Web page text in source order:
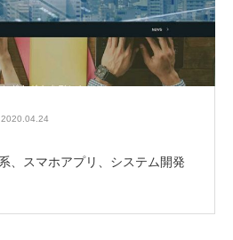
2020.04.24
スマホアプリ、システム開発